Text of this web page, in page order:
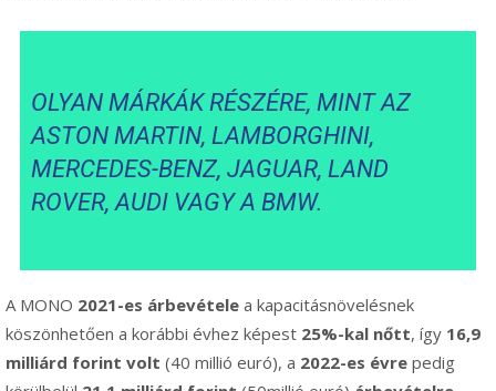
OLYAN MÁRKÁK RÉSZÉRE, MINT AZ
ASTON MARTIN, LAMBORGHINI,
MERCEDES-BENZ, JAGUAR, LAND
ROVER, AUDI VAGY A BMW.
A MONO 2021-es árbevétele a kapacitásnövelésnek
köszönhetően a korábbi évhez képest 25%-kal nőtt, így 16,9
milliárd forint volt (40 millió euró), a 2022-es évre pedig